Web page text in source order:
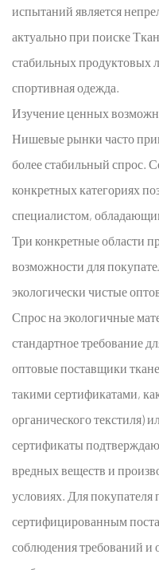
Ссылки
испытаний является
актуально при поиске
стабильных продуктовых
спортивная одежда.
Изучение ценных
Нишевые рынки часто
более стабильный спрос.
конкретных категориях
специалистом,
Три конкретные области
возможности для
экологически чистые
Спрос на экологичные
стандартное требование
оптовые поставщики
такими сертификатами,
органического текстиля)
сертификаты
вредных веществ и
условиях. Для покупателя
сертифицированным
соблюдения требований